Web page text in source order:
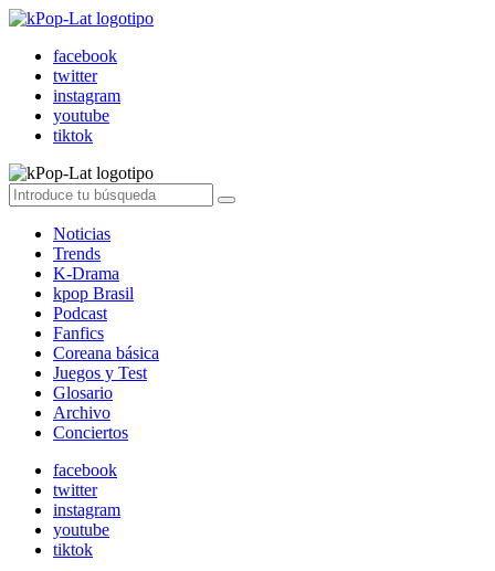
facebook
twitter
instagram
youtube
tiktok
Noticias
Trends
K-Drama
kpop Brasil
Podcast
Fanfics
Coreana básica
Juegos y Test
Glosario
Archivo
Conciertos
facebook
twitter
instagram
youtube
tiktok